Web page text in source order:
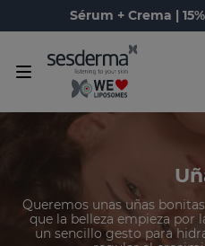
Sérum + Crema |
Queremos unas uñas
que la belleza empieza por
un sencillo gesto para